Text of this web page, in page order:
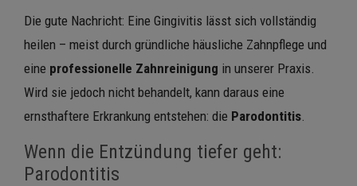
Die gute Nachricht: Eine Gingivitis lässt sich vollständig
heilen – meist durch gründliche häusliche Zahnpflege und
eine professionelle Zahnreinigung in unserer Praxis.
Wird sie jedoch nicht behandelt, kann daraus eine
ernsthaftere Erkrankung entstehen: die Parodontitis
Wenn die Entzündung tiefer geht:
Parodontitis